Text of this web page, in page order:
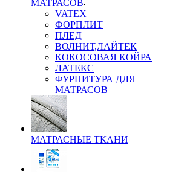
МАТРАСОВ
VATEX
ФОРПЛИТ
ПЛЕД
ВОЛНИТ,ЛАЙТЕК
КОКОСОВАЯ КОЙРА
ЛАТЕКС
ФУРНИТУРА ДЛЯ
МАТРАСОВ
МАТРАСНЫЕ ТКАНИ